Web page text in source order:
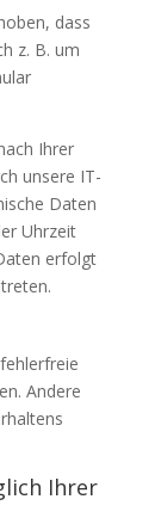
dass
z. B. um
Ihrer
unsere IT-
Daten
Uhrzeit
erfolgt
Andere
Ihrer